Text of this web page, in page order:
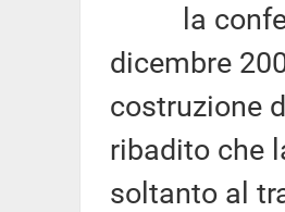
la
dicembre
costruzione
ribadito che
soltanto al